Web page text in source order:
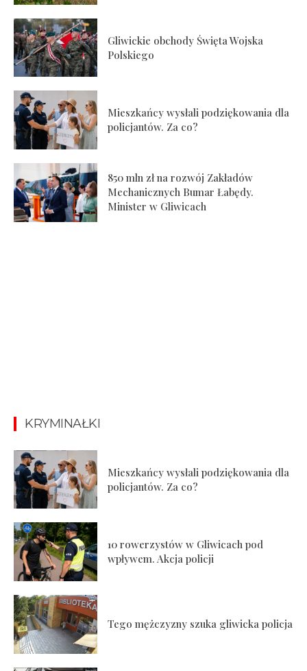
Gliwickie obchody Święta Wojska
Polskiego
Mieszkańcy wysłali podziękowania dla
policjantów. Za co?
850 mln zł na rozwój Zakładów
Mechanicznych Bumar Łabędy.
Minister w Gliwicach
KRYMINAŁKI
Mieszkańcy wysłali podziękowania dla
policjantów. Za co?
10 rowerzystów w Gliwicach pod
wpływem. Akcja policji
Tego mężczyzny szuka gliwicka policja